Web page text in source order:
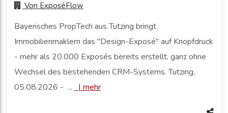
Von ExposéFlow
Bayerisches PropTech aus Tutzing bringt
Immobilienmaklern das "Design-Exposé" auf Knopfdruck
- mehr als 20.000 Exposés bereits erstellt, ganz ohne
Wechsel des bestehenden CRM-Systems. Tutzing,
05.08.2026 - ...
| mehr